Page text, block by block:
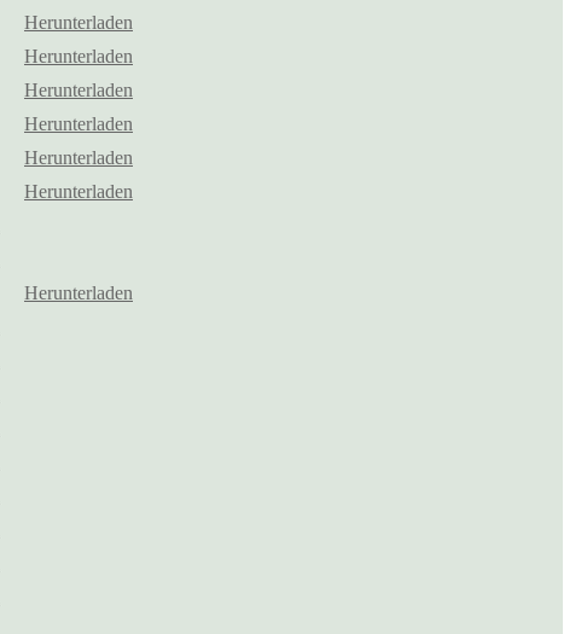
Herunterladen
Herunterladen
Herunterladen
Herunterladen
Herunterladen
Herunterladen
Herunterladen